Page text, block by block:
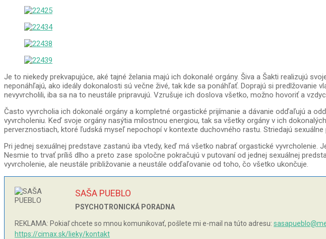
Je to niekedy prekvapujúce, aké tajné želania majú ich dokonalé orgány. Šiva a Šakti realizujú
neponáhľajú, ako ideály dokonalosti sú večne živé, tak kde sa ponáhľať. Doprajú si
nevyvrcholili, iba sa na to neustále pripravujú. Vzrušuje ich doslova všetko, možno hovoriť a
Často vyvrcholia ich dokonalé orgány a kompletné orgastické prijímanie a dávanie odďaľujú a
vyvrcholeniu. Keď svoje orgány nasýtia milostnou energiou, tak sa všetky orgány v ich
perverznostiach, ktoré ľudská myseľ nepochopí v kontexte duchovného rastu. Striedajú
Pri jednej sexuálnej predstave zastanú iba vtedy, keď má všetko nabrať orgastické
Nesmie to trvať príliš dlho a preto zase spoločne pokračujú v putovaní od jednej sexuálnej
vyvrcholenie, ale neustále približovanie a neustále odďaľovanie od toho, čo všetko ukončuje.
SAŠA PUEBLO
PSYCHOTRONICKÁ PORADNA
REKLAMA: Pokiaľ chcete so mnou komunikovať, pošlete mi e-mail na túto adresu:
https://cimax.sk/lieky/kontakt